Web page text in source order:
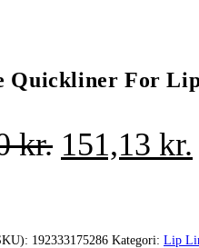
Quickliner For
kr. Den
151,13 kr.
192333175286 Kategori: Lip